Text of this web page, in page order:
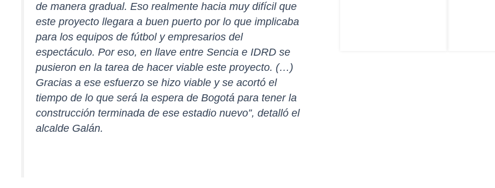
de manera gradual. Eso realmente hacia muy difícil que
este proyecto llegara a buen puerto por lo que implicaba
para los equipos de fútbol y empresarios del
espectáculo. Por eso, en llave entre Sencia e IDRD se
pusieron en la tarea de hacer viable este proyecto. (…)
Gracias a ese esfuerzo se hizo viable y se acortó el
tiempo de lo que será la espera de Bogotá para tener la
construcción terminada de ese estadio nuevo”, detalló el
alcalde Galán.